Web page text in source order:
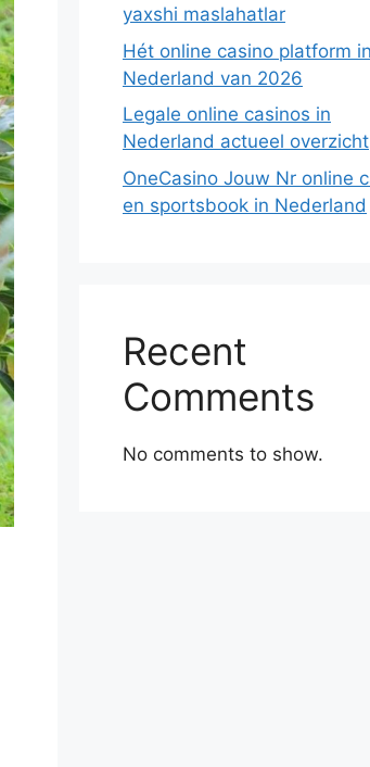
yaxshi maslahatlar
Hét online casino platform in
Nederland van 2026
Legale online casinos in
Nederland actueel overzicht
OneCasino Jouw Nr online
en sportsbook in Nederland
Recent
Comments
No comments to show.